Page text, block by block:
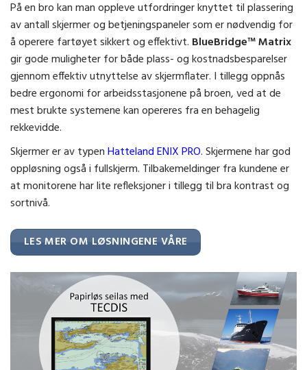
På en bro kan man oppleve utfordringer knyttet til plassering
av antall skjermer og betjeningspaneler som er nødvendig for
å operere fartøyet sikkert og effektivt. BlueBridge™ Matrix
gir gode muligheter for både plass- og kostnadsbesparelser
gjennom effektiv utnyttelse av skjermflater. I tillegg oppnås
bedre ergonomi for arbeidsstasjonene på broen, ved at de
mest brukte systemene kan opereres fra en behagelig
rekkevidde.
Skjermer er av typenHatteland ENIX PRO. Skjermene har god
oppløsning også i fullskjerm. Tilbakemeldinger fra kundene er
at monitorene har lite refleksjoner i tillegg til bra kontrast og
sortnivå.
LES MER OM LØSNINGENE VÅRE